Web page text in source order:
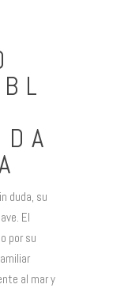
duda, su
El
por su
al mar y